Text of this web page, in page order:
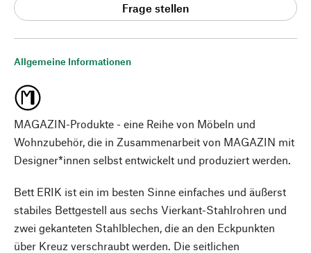
Allgemeine Informationen
MAGAZIN-Produkte - eine Reihe von Möbeln und
Wohnzubehör, die in Zusammenarbeit von MAGAZIN mit
Designer*innen selbst entwickelt und produziert werden.
Bett ERIK ist ein im besten Sinne einfaches und äußerst
stabiles Bettgestell aus sechs Vierkant-Stahlrohren und
zwei gekanteten Stahlblechen, die an den Eckpunkten
über Kreuz verschraubt werden. Die seitlichen
Frage stellen